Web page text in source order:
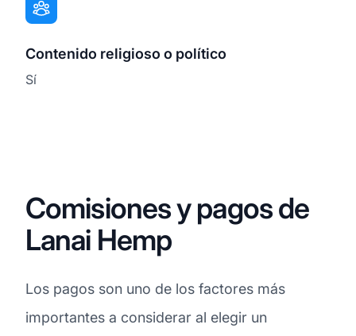
Contenido religioso o político
Sí
Comisiones y pagos de
Lanai Hemp
Los pagos son uno de los factores más
importantes a considerar al elegir un